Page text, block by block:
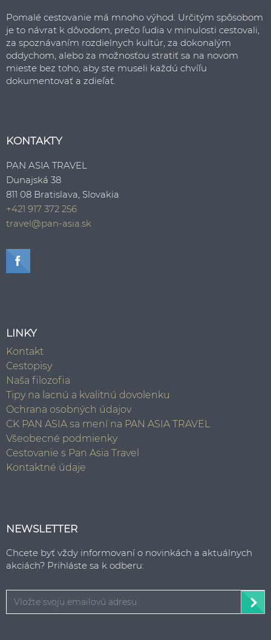
Pomalé cestovanie má mnoho výhod. Určitým spôsobom
je to návrat k dôvodom, prečo ľudia v minulosti cestovali,
za spoznávaním rozdielnych kultúr, za dokonalým
oddychom, alebo za možnosťou stratiť sa na novom
mieste bez toho, aby ste museli každú chvíľu
dokumentovať a zdieľať.
KONTAKTY
PAN ASIA TRAVEL
Dunajská 38
811 08 Bratislava, Slovakia
+421 917 372 256
travel@pan-asia.sk
LINKY
Kontakt
Cestopisy
Naša filozofia
Tipy na lacnú a kvalitnú dovolenku
Ochrana osobných údajov
CK PAN ASIA sa mení na PAN ASIA TRAVEL
Všeobecné podmienky
Cestovanie s Pan Asia Travel
Kontaktné údaje
NEWSLETTER
Chcete byť vždy informovaní o novinkách a aktuálnych
akciách? Prihláste sa k odberu: